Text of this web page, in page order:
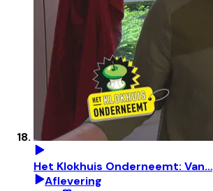
Het Klokhuis Onderneemt: Van…
Aflevering